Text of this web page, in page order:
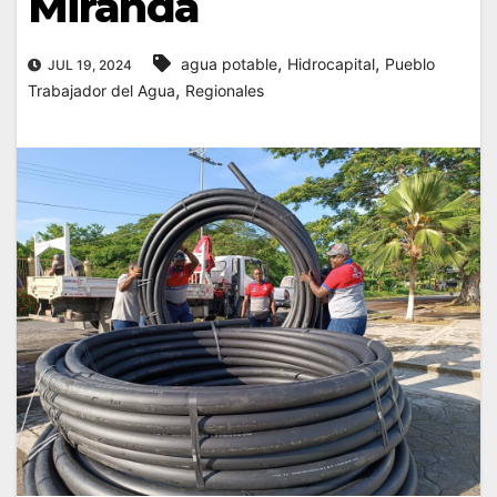
JUL 19, 2024 agua potable, Hidrocapital, Pueblo
Trabajador del Agua, Regionales